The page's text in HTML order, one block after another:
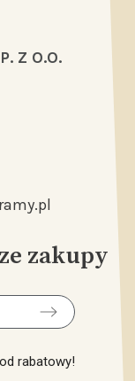
Z O.O.
zakupy
rabatowy!